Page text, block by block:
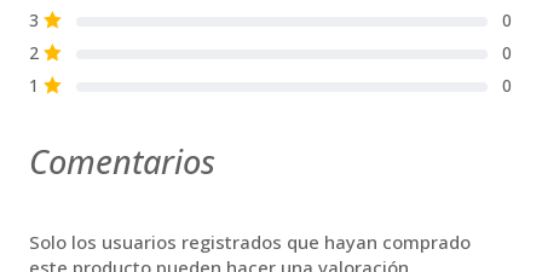
3 S
0
2 S
0
1 S 0
Comentarios
Solo los usuarios registrados que hayan comprado
este producto pueden hacer una valoración.